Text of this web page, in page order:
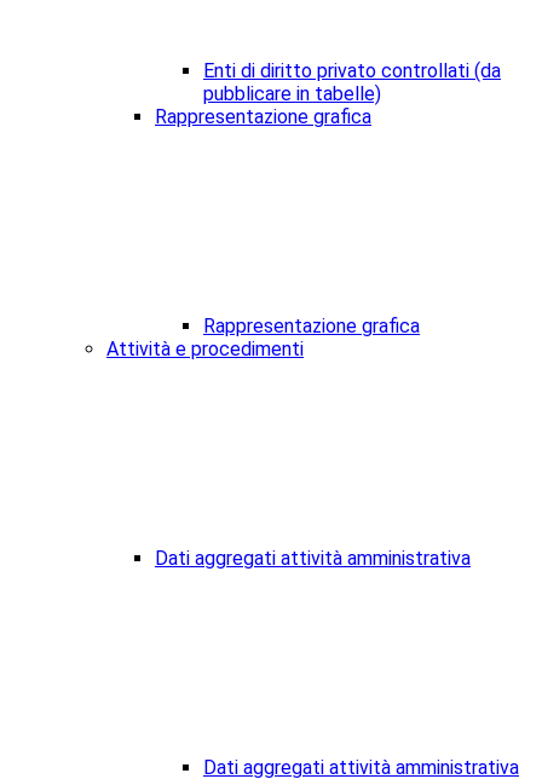
Enti di diritto privato controllati (da
pubblicare in tabelle)
Rappresentazione grafica
Rappresentazione grafica
Attività e procedimenti
Dati aggregati attività amministrativa
Dati aggregati attività amministrativa